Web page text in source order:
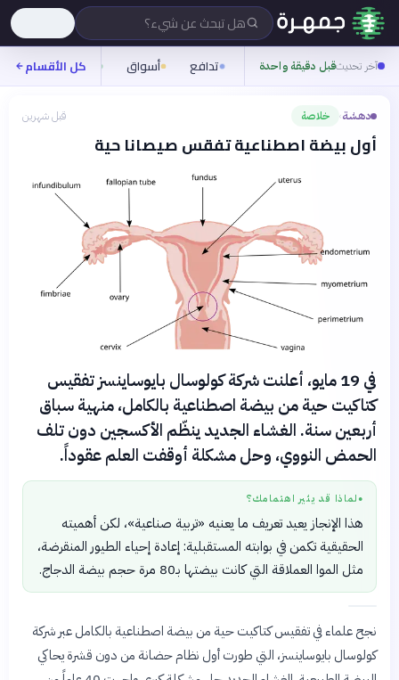
هل تبحث عن شيء؟
آخر تحديثقبل دقيقة واحدة تدافع أسواق ناس روح
كل الأقسام
دهشة› خلاصة قبل شهرين
أول بيضة اصطناعية تفقس صيصانا حية
في 19 مايو، أعلنت شركة كولوسال بايوساينسز تفقيس
كتاكيت حية من بيضة اصطناعية بالكامل، منهية سباق
أربعين سنة. الغشاء الجديد ينظّم الأكسجين دون تلف
الحمض النووي، وحل مشكلة أوقفت العلم عقوداً.
● لماذا قد يثير اهتمامك؟
هذا الإنجاز يعيد تعريف ما يعنيه «تربية صناعية»، لكن أهميته
الحقيقية تكمن في بوابته المستقبلية: إعادة إحياء الطيور المنقرضة،
مثل الموا العملاقة التي كانت بيضتها بـ80 مرة حجم بيضة الدجاج.
نجح علماء في تفقيس كتاكيت حية من بيضة اصطناعية بالكامل عبر شركة
كولوسال بايوساينسز، التي طورت أول نظام حضانة من دون قشرة يحاكي